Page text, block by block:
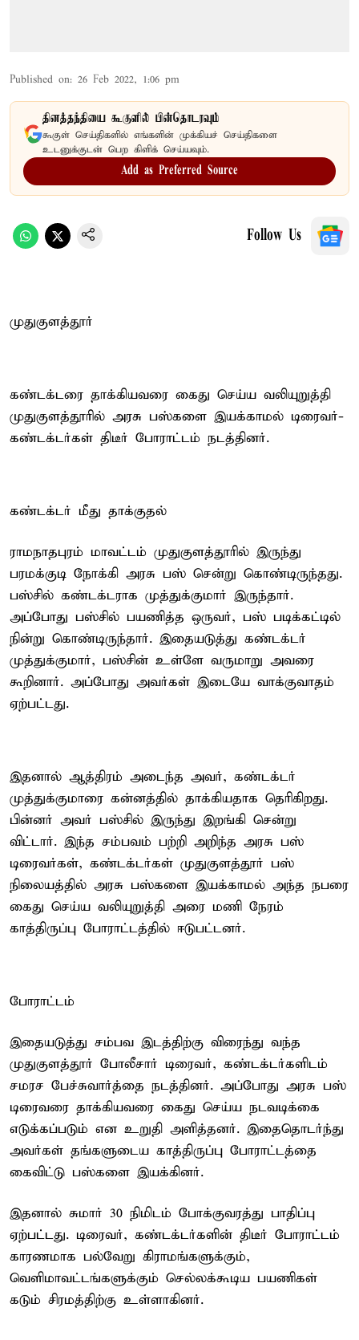
Published on: 26 Feb 2022, 1:06 pm
தினத்தந்தியை கூகுளில் பின்தொடரவும்
கூகுள் செய்திகளில் எங்களின் முக்கியச் செய்திகளை
உடனுக்குடன் பெற கிளிக் செய்யவும்.
Add as Preferred Source
Follow Us
முதுகுளத்தூர்
கண்டக்டரை தாக்கியவரை கைது செய்ய வலியுறுத்தி
முதுகுளத்தூரில் அரசு பஸ்களை இயக்காமல் டிரைவர்-
கண்டக்டர்கள் திடீர் போராட்டம் நடத்தினர்.
கண்டக்டர் மீது தாக்குதல்
ராமநாதபுரம் மாவட்டம் முதுகுளத்தூரில் இருந்து
பரமக்குடி நோக்கி அரசு பஸ் சென்று கொண்டிருந்தது.
பஸ்சில் கண்டக்டராக முத்துக்குமார் இருந்தார்.
அப்போது பஸ்சில் பயணித்த ஒருவர், பஸ் படிக்கட்டில்
நின்று கொண்டிருந்தார். இதையடுத்து கண்டக்டர்
முத்துக்குமார், பஸ்சின் உள்ளே வருமாறு அவரை
கூறினார். அப்போது அவர்கள் இடையே வாக்குவாதம்
ஏற்பட்டது.
இதனால் ஆத்திரம் அடைந்த அவர், கண்டக்டர்
முத்துக்குமாரை கன்னத்தில் தாக்கியதாக தெரிகிறது.
பின்னர் அவர் பஸ்சில் இருந்து இறங்கி சென்று
விட்டார். இந்த சம்பவம் பற்றி அறிந்த அரசு பஸ்
டிரைவர்கள், கண்டக்டர்கள் முதுகுளத்தூர் பஸ்
நிலையத்தில் அரசு பஸ்களை இயக்காமல் அந்த நபரை
கைது செய்ய வலியுறுத்தி அரை மணி நேரம்
காத்திருப்பு போராட்டத்தில் ஈடுபட்டனர்.
போராட்டம்
இதையடுத்து சம்பவ இடத்திற்கு விரைந்து வந்த
முதுகுளத்தூர் போலீசார் டிரைவர், கண்டக்டர்களிடம்
சமரச பேச்சுவார்த்தை நடத்தினர். அப்போது அரசு பஸ்
டிரைவரை தாக்கியவரை கைது செய்ய நடவடிக்கை
எடுக்கப்படும் என உறுதி அளித்தனர். இதைதொடர்ந்து
அவர்கள் தங்களுடைய காத்திருப்பு போராட்டத்தை
கைவிட்டு பஸ்களை இயக்கினர்.
இதனால் சுமார் 30 நிமிடம் போக்குவரத்து பாதிப்பு
ஏற்பட்டது. டிரைவர், கண்டக்டர்களின் திடீர் போராட்டம்
காரணமாக பல்வேறு கிராமங்களுக்கும்,
வெளிமாவட்டங்களுக்கும் செல்லக்கூடிய பயணிகள்
கடும் சிரமத்திற்கு உள்ளாகினர்.